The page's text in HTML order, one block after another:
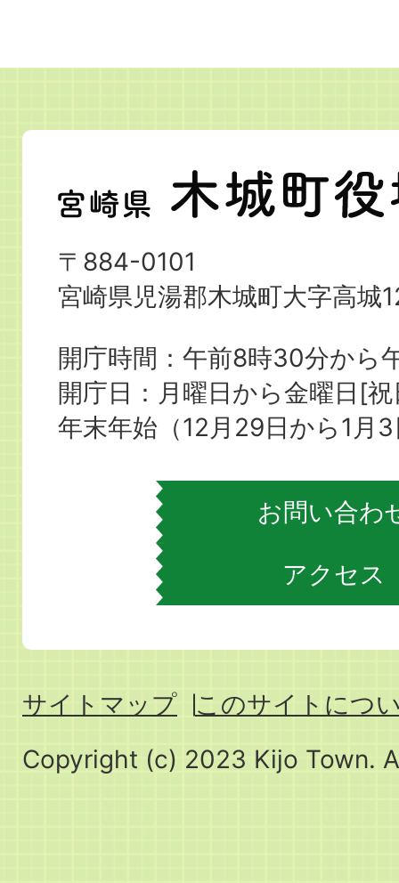
宮
崎
県
木
町
役
場
〒884-0101
宮崎県児湯郡木城町大字高城
開庁時間：午前8時30分から
開庁日：月曜日から金曜日[
年末年始（12月29日から1月
お問い合わ
アクセス
サイトマップ
このサイトにつ
Copyright (c) 2023 Kijo Town.